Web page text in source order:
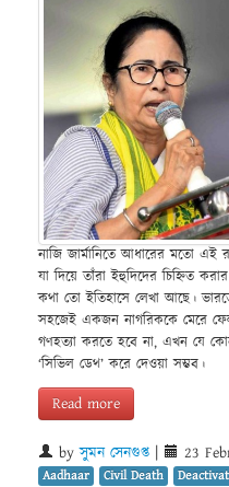
নাজি জার্মানিতে আধারের মতো
যা দিয়ে তাঁরা ইহুদিদের চিহ্নিত
কথা তো ইতিহাসে লেখা আছে।
সহজেই একজন নাগরিককে মেরে
গণহত্যা করতে হবে না, এখন যে
‘সিভিল ডেথ’ করে দেওয়া সম্ভব।
Read more
byসুমন সেনগুপ্ত 23
Aadhaar Civil Death